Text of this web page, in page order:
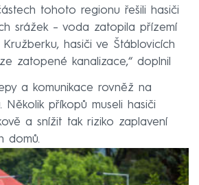
tohoto regionu řešili hasiči
srážek – voda zatopila přízemí
hasiči ve Štáblovicích
zatopené kanalizace,“ doplnil
a komunikace rovněž na
Několik příkopů museli hasiči
a snížit tak riziko zaplavení
domů.